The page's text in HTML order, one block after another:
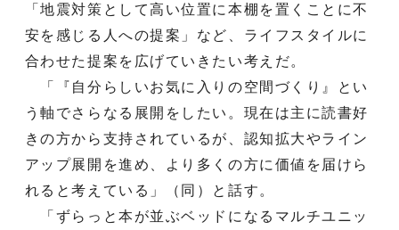
「地震対策として高い位置に本棚を置くことに不
安を感じる人への提案」など、ライフスタイルに
合わせた提案を広げていきたい考えだ。
「『自分らしいお気に入りの空間づくり』とい
う軸でさらなる展開をしたい。現在は主に読書好
きの方から支持されているが、認知拡大やライン
アップ展開を進め、より多くの方に価値を届けら
れると考えている」（同）と話す。
「ずらっと本が並ぶベッドになるマルチユニッ